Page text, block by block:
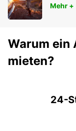
Mehr +
Warum ein
mieten?
24-